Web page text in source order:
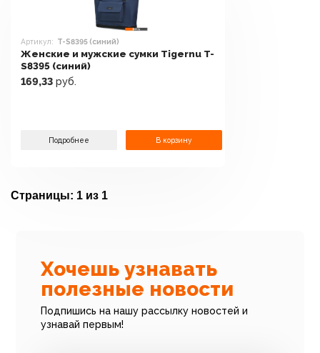
Артикул: T-S8395 (синий)
Женские и мужские сумки Tigernu T-
S8395 (синий)
169,33 руб.
Подробнее В корзину
Страницы: 1 из 1
Хочешь узнавать
полезные новости
Подпишись на нашу рассылку новостей и
узнавай первым!